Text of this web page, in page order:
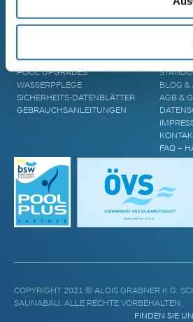
ZUBEHÖR & INFORMATIONEN
POOL ABDECKUNGEN
POOL UPGRADES
WASSERPFLEGE
SICHERHEITS-DATENBLÄTTER
GEBRAUCHSANLEITUNGEN
BLOG &
AGB &
FAQ –
COPYRIGHT 2021 © ALOIS GRABNER K.G.
SAUNABAU. ALLE RECHTE VORBEHALTEN.
FINDEN SIE